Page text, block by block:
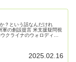
？という話なんだけれ
の創設提言 米支援疑問視
クライナのウォロディミ
2025.02.16